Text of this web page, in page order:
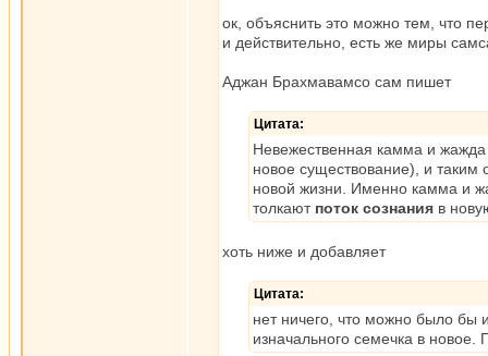
ок, объяснить это можно тем, что
и действительно, есть же миры
Аджан Брахмавамсо сам пишет
Цитата:
Невежественная камма и
новое существование), и таким
новой жизни. Именно камма и
толкают поток сознания в
хоть ниже и добавляет
Цитата:
нет ничего, что можно было бы
изначального семечка в